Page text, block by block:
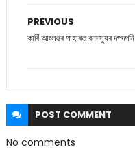
PREVIOUS
কাৰ্বি আংলঙৰ পাহাৰত বনদস্যুৰ দপদপনি
POST COMMENT
No comments